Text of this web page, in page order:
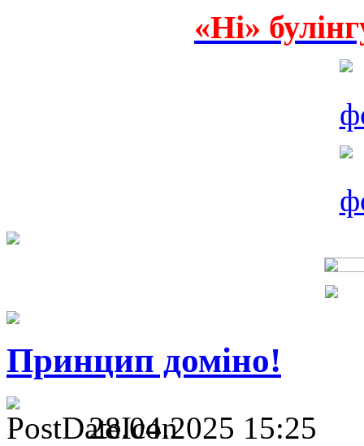
«Ні»
Принцип доміно!
28.04.2025 15:25